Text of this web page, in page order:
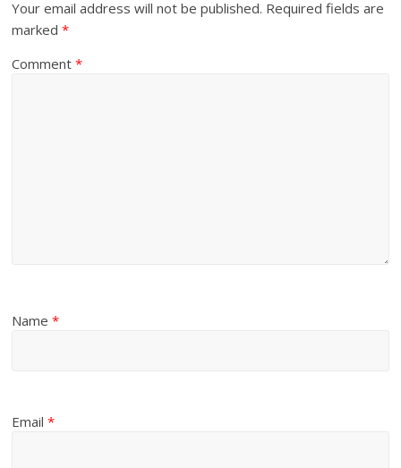
Your email address will not be published. Required fields are
marked*
Comment*
Name*
Email*